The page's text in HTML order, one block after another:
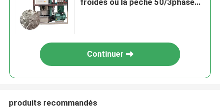
froides ou la pêche 50/3phase
Continuer
produits recommandés